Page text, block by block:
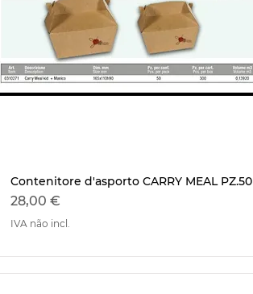
Visualização rápida
Contenitore d'asporto CARRY MEAL PZ.50
Preço
28,00 €
IVA não incl.